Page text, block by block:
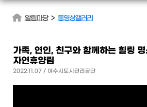
알림마당 > 동영상갤러리
가족, 연인, 친구와 함께하는 힐링
자연휴양림
2022.11.07 / 여수시도시관리공단